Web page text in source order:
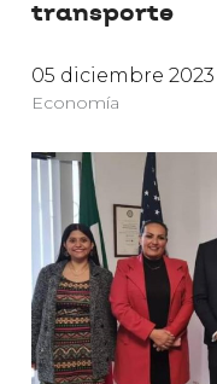
transporte
05 diciembre 2023
Economía